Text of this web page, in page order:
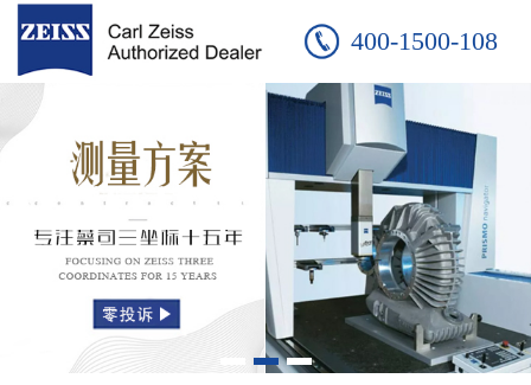
400-1500-108